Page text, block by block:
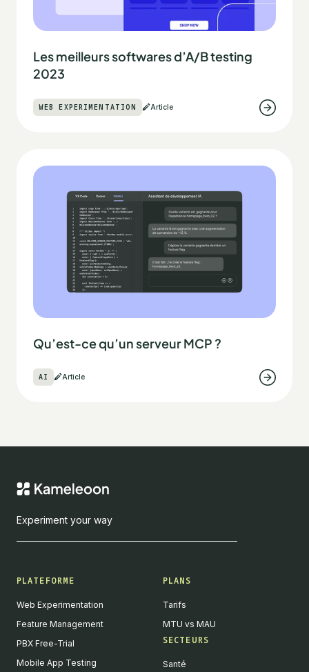
Les meilleurs softwares d’A/B testing
2023
WEB EXPERIMENTATION Article
Qu’est-ce qu’un serveur MCP ?
AI Article
Experiment your way
PLATEFORME
Web Experimentation
Feature Management
PBX Free-Trial
Mobile App Testing
PLANS
Tarifs
MTU vs MAU
SECTEURS
Santé